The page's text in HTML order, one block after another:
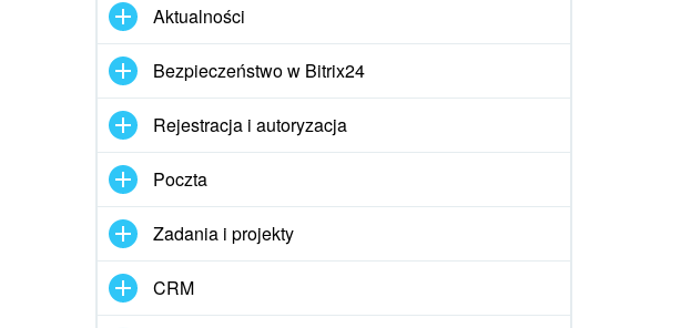
Aktualności
Bezpieczeństwo w Bitrix24
Rejestracja i autoryzacja
Poczta
Zadania i projekty
CRM